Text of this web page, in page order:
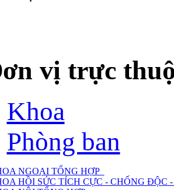
vị trực
Khoa
Phòng ban
NGOẠI TỔNG HỢP
HỒI SỨC TÍCH CỰC - CHỐNG